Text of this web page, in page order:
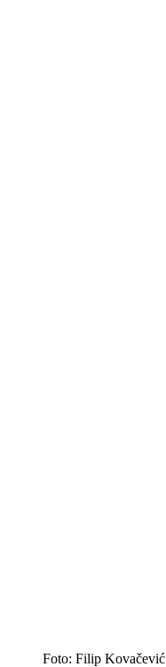
Foto: Filip Kovačević